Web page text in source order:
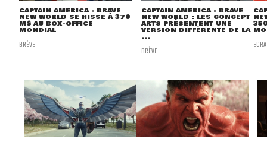
CAPTAIN AMERICA : BRAVE
NEW WORLD SE HISSE À 370
M$ AU BOX-OFFICE
MONDIAL
BRÈVE
CAPTAIN AMERICA : BRAVE
NEW WORLD : LES CONCEPT
ARTS PRÉSENTENT UNE
VERSION DIFFÉRENTE DE LA
...
BRÈVE